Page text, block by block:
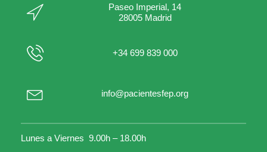
Paseo Imperial, 14
28005 Madrid
+34 699 839 000
info@pacientesfep.org
Lunes a Viernes 9.00h – 18.00h